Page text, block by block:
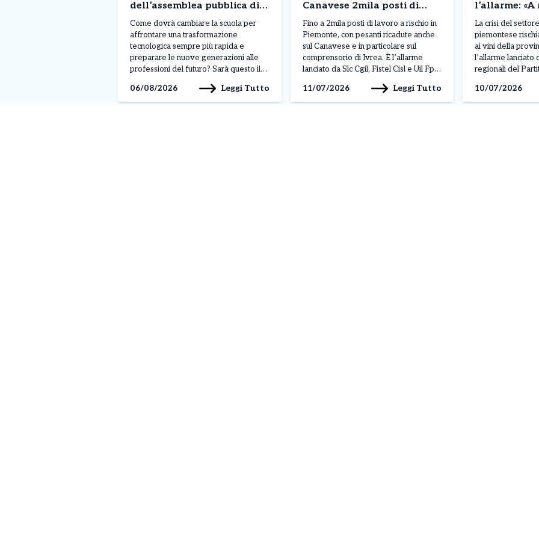
dell’assemblea pubblica di
Confindustria Canavese
Come dovrà cambiare la scuola per
affrontare una trasformazione
tecnologica sempre più rapida e
preparare le nuove generazioni alle
professioni del futuro? Sarà questo il
“Umanesimo tecnologico – Il sorpasso:
scuola guida nell’era dell’AI”, in
06/08/2026 Leggi Tutto
Canavese 2mila posti di
lavoro a rischio con
l’intelligenza artificiale»
Fino a 2mila posti di lavoro a rischio in
Piemonte, con pesanti ricadute anche
sul Canavese e in particolare sul
comprensorio di Ivrea. È l’allarme
lanciato da Slc Cgil, Fistel Cisl e Uil Fpl
call center piemontesi, un settore che
occupa circa 4mila addetti in regione su
11/07/2026 Leggi Tutto
l’allarme: «A
Erbaluce,
Canavese
La crisi del
piemontese
ai vini della
l’allarme lanciato
regionali del
Gianna
riunione della III
10/07/2026